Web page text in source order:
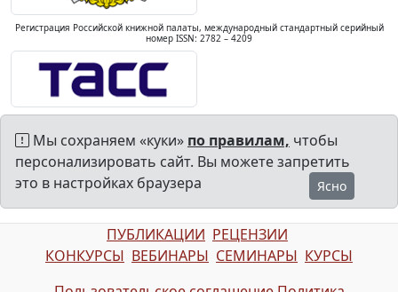
Регистрация Российской книжной палаты, международный стандартный серийный
номер ISSN: 2782 – 4209
Мы сохраняем «куки» по правилам, чтобы
персонализировать сайт. Вы можете запретить
это в настройках браузера
Ясно
ПУБЛИКАЦИИ РЕЦЕНЗИИ
КОНКУРСЫ ВЕБИНАРЫ СЕМИНАРЫ КУРСЫ